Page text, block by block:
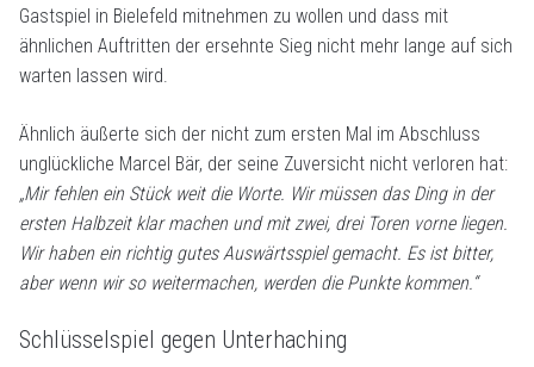
Gastspiel in Bielefeld mitnehmen zu wollen und dass mit
ähnlichen Auftritten der ersehnte Sieg nicht mehr lange auf sich
warten lassen wird.
Ähnlich äußerte sich der nicht zum ersten Mal im Abschluss
unglückliche Marcel Bär, der seine Zuversicht nicht verloren hat:
„Mir fehlen ein Stück weit die Worte. Wir müssen das Ding in der
ersten Halbzeit klar machen und mit zwei, drei Toren vorne liegen.
Wir haben ein richtig gutes Auswärtsspiel gemacht. Es ist bitter,
aber wenn wir so weitermachen, werden die Punkte kommen.“
Schlüsselspiel gegen Unterhaching